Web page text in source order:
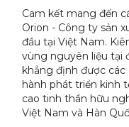
Cam kết mang đến
Orion - Công ty sản
đầu tại Việt Nam.
vùng nguyên liệu tại
khẳng định được
hành phát triển kinh
cao tinh thần hữu
Việt Nam và Hàn